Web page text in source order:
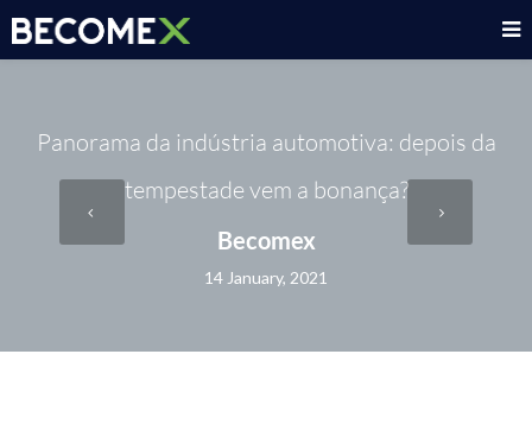
Panorama da indústria automotiva: depois da
tempestade vem a bonança?
Becomex
14 January, 2021